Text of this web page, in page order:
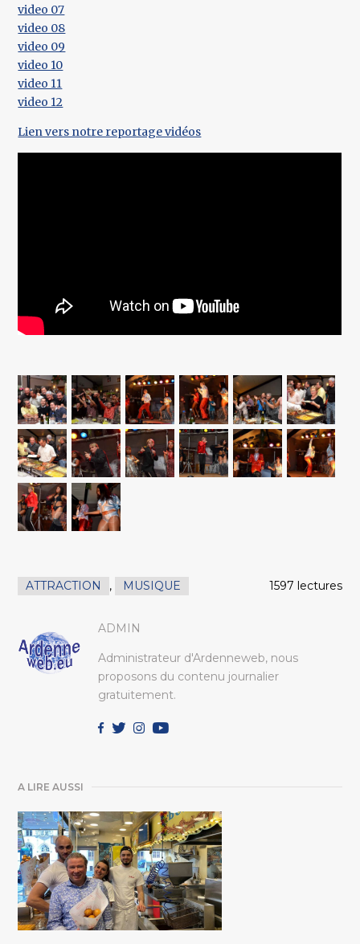
video 07
video 08
​video 09
video 10
video 11
​video 12
Lien vers notre reportage vidéos
ATTRACTION , MUSIQUE 1597 lectures
ADMIN
Administrateur d'Ardenneweb, nous
proposons du contenu journalier
gratuitement.
A LIRE AUSSI